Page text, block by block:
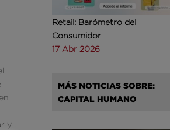
y
Retail: Barómetro del
Consumidor
17 Abr 2026
MÁS NOTICIAS SOBRE:
CAPITAL HUMANO